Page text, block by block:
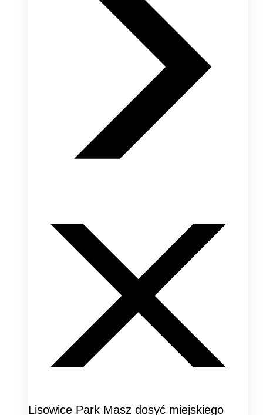
Lisowice Park Masz dosyć miejskiego